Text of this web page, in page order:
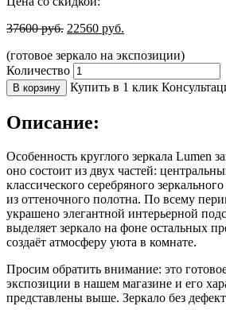
37600руб. 22560 руб.
(готовое зеркало на экспозиции)
Количество
В корзину Купить в 1 клик
Описание:
Особенность круглого зеркала Lumen
оно состоит из двух частей:
классического серебряного
из оттеночного полотна. По всему
украшено элегантной интерьерной
выделяет зеркало на фоне остальных
создаёт атмосферу уюта в комнате.
Просим обратить внимание: это
экспозиции в нашем магазине и его
представлены выше. Зеркало без